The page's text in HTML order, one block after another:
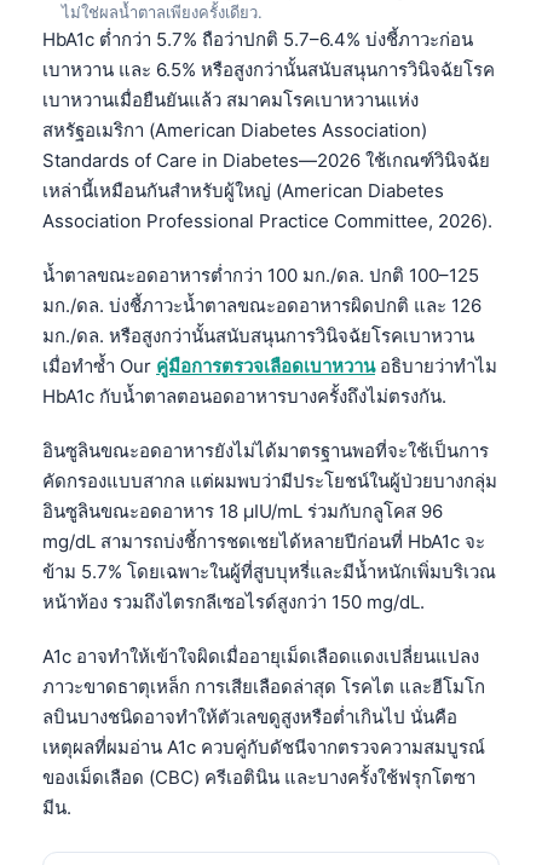
ไม่ใช่ผลน้ำตาลเพียงครั้งเดียว.
HbA1c ต่ำกว่า 5.7% ถือว่าปกติ 5.7–6.4% บ่งชี้ภาวะก่อน
เบาหวาน และ 6.5% หรือสูงกว่านั้นสนับสนุนการวินิจฉัยโรค
เบาหวานเมื่อยืนยันแล้ว สมาคมโรคเบาหวานแห่ง
สหรัฐอเมริกา (American Diabetes Association)
Standards of Care in Diabetes—2026 ใช้เกณฑ์วินิจฉัย
เหล่านี้เหมือนกันสำหรับผู้ใหญ่ (American Diabetes
Association Professional Practice Committee, 2026).
น้ำตาลขณะอดอาหารต่ำกว่า 100 มก./ดล. ปกติ 100–125
มก./ดล. บ่งชี้ภาวะน้ำตาลขณะอดอาหารผิดปกติ และ 126
มก./ดล. หรือสูงกว่านั้นสนับสนุนการวินิจฉัยโรคเบาหวาน
เมื่อทำซ้ำ Our คู่มือการตรวจเลือดเบาหวานอธิบายว่าทำไม
HbA1c กับน้ำตาลตอนอดอาหารบางครั้งถึงไม่ตรงกัน.
อินซูลินขณะอดอาหารยังไม่ได้มาตรฐานพอที่จะใช้เป็นการ
คัดกรองแบบสากล แต่ผมพบว่ามีประโยชน์ในผู้ป่วยบางกลุ่ม
อินซูลินขณะอดอาหาร 18 µIU/mL ร่วมกับกลูโคส 96
mg/dL สามารถบ่งชี้การชดเชยได้หลายปีก่อนที่ HbA1c จะ
ข้าม 5.7% โดยเฉพาะในผู้ที่สูบบุหรี่และมีน้ำหนักเพิ่มบริเวณ
หน้าท้อง รวมถึงไตรกลีเซอไรด์สูงกว่า 150 mg/dL.
A1c อาจทำให้เข้าใจผิดเมื่ออายุเม็ดเลือดแดงเปลี่ยนแปลง
ภาวะขาดธาตุเหล็ก การเสียเลือดล่าสุด โรคไต และฮีโมโก
ลบินบางชนิดอาจทำให้ตัวเลขดูสูงหรือต่ำเกินไป นั่นคือ
เหตุผลที่ผมอ่าน A1c ควบคู่กับดัชนีจากตรวจความสมบูรณ์
ของเม็ดเลือด (CBC) ครีเอตินิน และบางครั้งใช้ฟรุกโตซา
มีน.
Български
Nederlands
हिन्दी
Bahasa Indonesia
Հայերեն
Íslenska
Српски језик
Svenska
Bosanski
Azərbaycan dili
日本語
Čeština
ქართული
Lietuvių kalba
Polski
한국어
Slovenščina
Magyar
Shqip